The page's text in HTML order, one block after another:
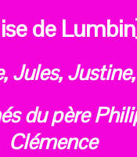
de
Jules,
du père
Clémence